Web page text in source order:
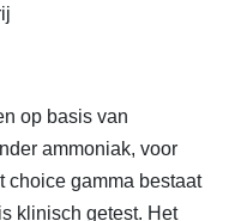
op basis van
ammoniak, voor
choice gamma bestaat
klinisch getest. Het